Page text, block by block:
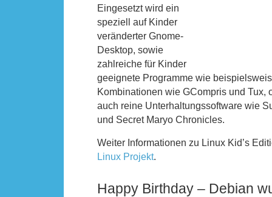
Eingesetzt wird ein
speziell auf Kinder
veränderter Gnome-
Desktop, sowie
zahlreiche für Kinder
geeignete Programme wie
Kombinationen wie GCompris und Tux,
auch reine Unterhaltungssoftware wie
und Secret Maryo Chronicles.
Weiter Informationen zu Linux Kid’s
Linux Projekt.
Happy Birthday – Debian